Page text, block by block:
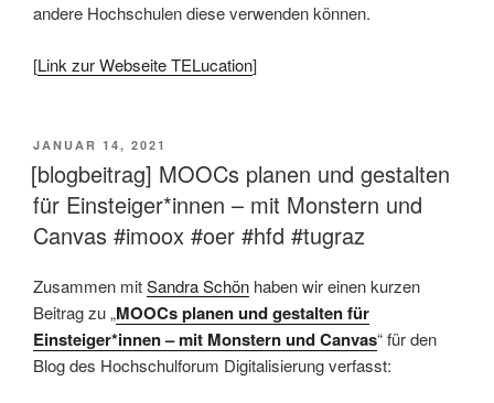
andere Hochschulen diese verwenden können.
[Link zur Webseite TELucation]
VERÖFFENTLICHT
AM
JANUAR 14, 2021
[blogbeitrag] MOOCs planen und gestalten
für Einsteiger*innen – mit Monstern und
Canvas #imoox #oer #hfd #tugraz
Zusammen mitSandra Schön haben wir einen kurzen
Beitrag zu „MOOCs planen und gestalten für
Einsteiger*innen – mit Monstern und Canvas“ für den
Blog des Hochschulforum Digitalisierung verfasst: